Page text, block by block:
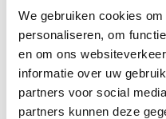
We gebruiken cookies
personaliseren, om
en om ons
informatie over uw
partners voor social
partners kunnen deze
✅Antislip oppervlak
✅Draaibare
✅Inclusief opstaande
✅Gemaakt in
gegarandeerd